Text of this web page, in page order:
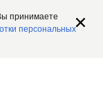
принимаете
персональных